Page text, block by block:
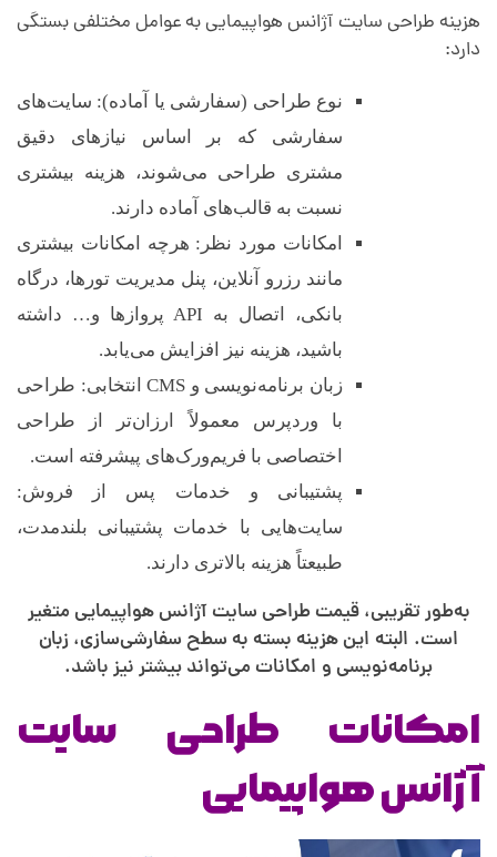
م
ه
ن
م
هزینه طراحی سایت آژانس هواپیمایی به عوامل مختلفی بستگی
دارد:
نوع طراحی (سفارشی یا آماده): سایت‌های
سفارشی که بر اساس نیازهای دقیق
مشتری طراحی می‌شوند، هزینه بیشتری
نسبت به قالب‌های آماده دارند.
امکانات مورد نظر: هرچه امکانات بیشتری
مانند رزرو آنلاین، پنل مدیریت تورها، درگاه
بانکی، اتصال به API پروازها و… داشته
باشید، هزینه نیز افزایش می‌یابد.
زبان برنامه‌نویسی و CMS انتخابی: طراحی
با وردپرس معمولاً ارزان‌تر از طراحی
اختصاصی با فریم‌ورک‌های پیشرفته است.
پشتیبانی و خدمات پس از فروش:
سایت‌هایی با خدمات پشتیبانی بلندمدت،
طبیعتاً هزینه بالاتری دارند.
به‌طور تقریبی، قیمت طراحی سایت آژانس هواپیمایی متغیر
است. البته این هزینه بسته به سطح سفارشی‌سازی، زبان
برنامه‌نویسی و امکانات می‌تواند بیشتر نیز باشد.
امکانات طراحی سایت
آژانس هواپیمایی